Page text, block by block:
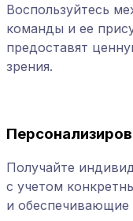
Воспользуйтесь
команды и ее
предоставят
зрения.
Получайте
с учетом
и